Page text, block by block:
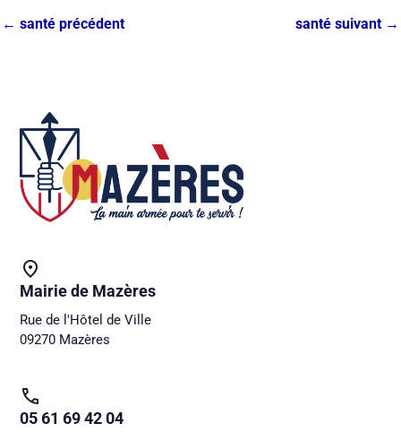
← santé précédent santé suivant →
Mairie de Mazères
Rue de l'Hôtel de Ville
09270 Mazères
05 61 69 42 04